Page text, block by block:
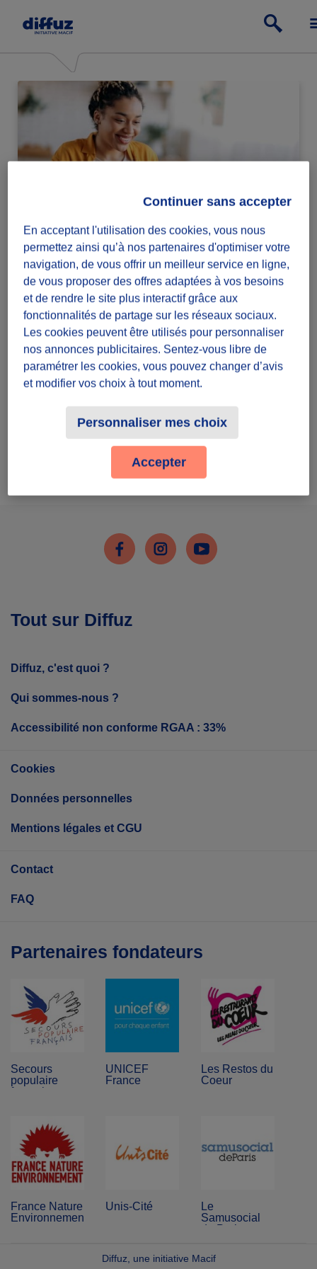
Particulier
Passe à l'action relève ou lance des défis
solidaires.
Inscris-toi
Me connecter
FacebookInstagramYoutube
Tout sur Diffuz
Diffuz, c'est quoi ?
Qui sommes-nous ?
Accessibilité non conforme RGAA : 33%
Cookies
Données personnelles
Mentions légales et CGU
Contact
FAQ
Partenaires fondateurs
Secours
populaire
français
UNICEF
France
Les Restos du
Coeur
France Nature
Environnement
Unis-Cité
Le
Samusocial
de Paris
Diffuz, une initiative Macif
En acceptant l'utilisation des cookies, vous nous
permettez ainsi qu’à nos partenaires d'optimiser votre
navigation, de vous offrir un meilleur service en ligne,
de vous proposer des offres adaptées à vos besoins
et de rendre le site plus interactif grâce aux
fonctionnalités de partage sur les réseaux sociaux.
Les cookies peuvent être utilisés pour personnaliser
nos annonces publicitaires. Sentez-vous libre de
paramétrer les cookies, vous pouvez changer d’avis
et modifier vos choix à tout moment.
Personnaliser mes choix
Continuer sans accepter
Accepter